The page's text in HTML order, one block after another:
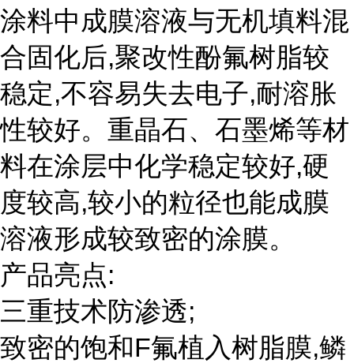
涂料中成膜溶液与无机填料混
合固化后,聚改性酚氟树脂较
稳定,不容易失去电子,耐溶胀
性较好。重晶石、石墨烯等材
料在涂层中化学稳定较好,硬
度较高,较小的粒径也能成膜
溶液形成较致密的涂膜。
产品亮点:
三重技术防渗透;
致密的饱和F氟植入树脂膜,鳞